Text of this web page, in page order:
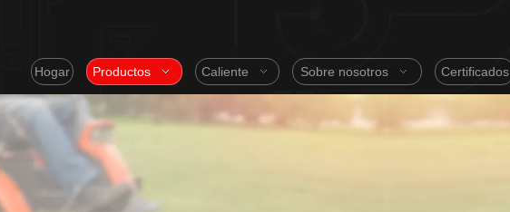
Hogar Productos Caliente Sobre nosotros Certificados